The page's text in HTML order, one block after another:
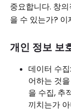
중요합니다. 창
을 수 있는가?
개인 정보 보
데이터 수
어하는 것
을 수집, 추
끼치는가